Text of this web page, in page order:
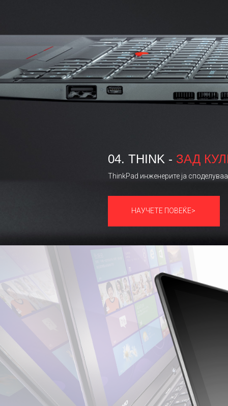
04. THINK - ЗАД
ThinkPad инженерите ја
НАУЧЕТЕ ПОВЕЌЕ>